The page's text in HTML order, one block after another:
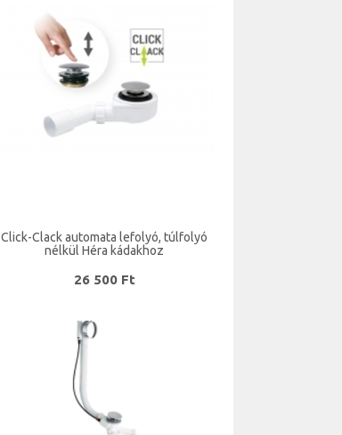
Click-Clack automata lefolyó, túlfolyó
nélkül Héra kádakhoz
26 500 Ft